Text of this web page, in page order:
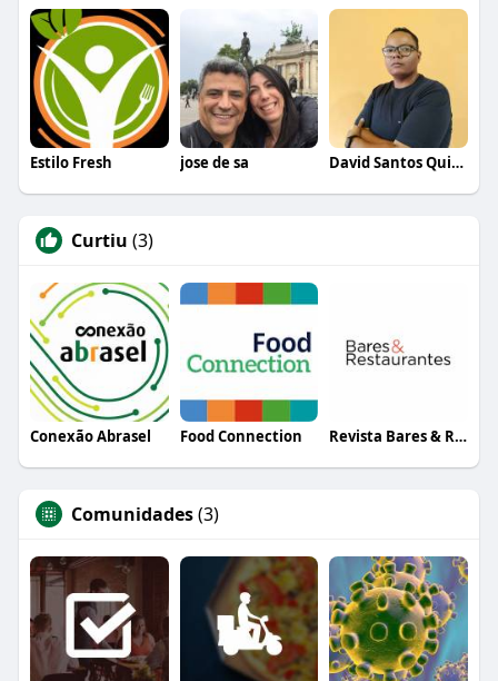
Estilo Fresh jose de sa David Santos Quicky Menu
Curtiu (3)
Conexão Abrasel Food Connection Revista Bares & Restaurantes
Comunidades(3)